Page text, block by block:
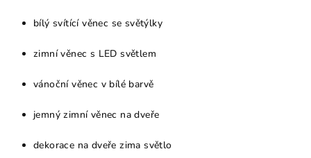
bílý svítící věnec se světýlky
zimní věnec s LED světlem
vánoční věnec v bílé barvě
jemný zimní věnec na dveře
dekorace na dveře zima světlo